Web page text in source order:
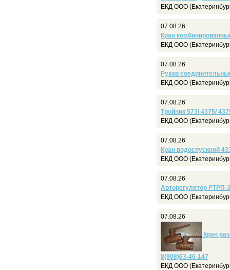
ЕКД ООО
07.08.26
Кран
ЕКД ООО
07.08.26
Рукав
ЕКД ООО
07.08.26
Тройник 573/ 4375/
ЕКД ООО
07.08.26
Кран водоспускной
ЕКД ООО
07.08.26
Авторегулятор РТРП-
ЕКД ООО
07.08.26
Кран
8(908)63-46-147
ЕКД ООО